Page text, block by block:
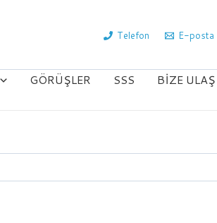
Telefon E-posta
GÖRÜŞLER SSS BIZE